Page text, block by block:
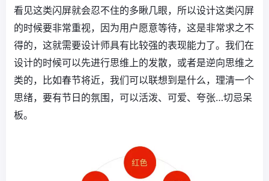
看见这类闪屏就会忍不住的多瞅几眼，所以设计这类闪屏
的时候要非常重视，因为用户愿意等待，这是非常求之不
得的，这就需要设计师具有比较强的表现能力了。我们在
设计的时候可以先进行思维上的发散，或者是逆向思维之
类的，比如春节将近，我们可以联想到是什么，理清一个
思绪，要有节日的氛围，可以活泼、可爱、夸张…切忌呆
板。